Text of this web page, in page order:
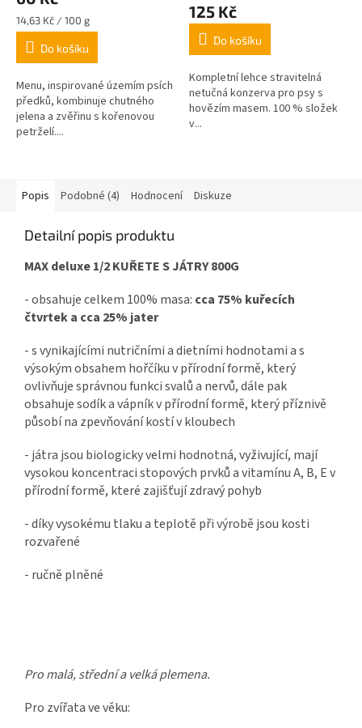
je
5,0
5
hvězdiček.
Měrná
cena:
14,63 Kč / 100 g
Do košíku
Menu, inspirované územím psích
předků, kombinuje chutného
jelena a zvěřinu s kořenovou
petrželí....
125 Kč
Do košíku
Kompletní lehce stravitelná
netučná konzerva pro psy s
hovězím masem. 100 % složek
v...
Popis Podobné (4) Hodnocení Diskuze
Detailní popis produktu
MAX deluxe 1/2 KUŘETE S JÁTRY 800G
- obsahuje celkem 100% masa: cca 75% kuřecích
čtvrtek a cca 25% jater
- s vynikajícími nutričními a dietními hodnotami a s
výsokým obsahem hořčíku v přírodní formě, který
ovlivňuje správnou funkci svalů a nervů, dále pak
obsahuje sodík a vápník v přírodní formě, který příznivě
působí na zpevňování kostí v kloubech
- játra jsou biologicky velmi hodnotná, vyživující, mají
vysokou koncentraci stopových prvků a vitamínu A, B, E v
přírodní formě, které zajišťují zdravý pohyb
- díky vysokému tlaku a teplotě při výrobě jsou kosti
rozvařené
- ručně plněné
Pro malá, střední a velká plemena.
Pro zvířata ve věku: